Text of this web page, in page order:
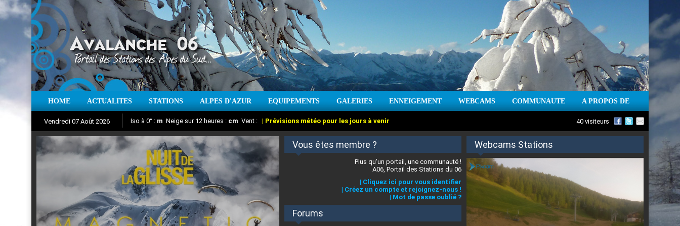
HOME ACTUALITES STATIONS ALPES D'AZUR EQUIPEMENTS GALERIES ENNEIGEMENT WEBCAMS COMMUNAUTE A PROPOS DE
Vendredi 07 Août 2026
Aujourd'hui : T° Min : T° Max :°C Prévisions météo pour les jours à venir
Iso à 0° : m Neige sur 12 heures : cm Vent : | Prévisions météo pour les jours à venir
Suivez en direct l'actualité des stations des Alpes-Maritimes
40 visiteurs
Nuit de la Glisse 2018 Vous êtes membre ?
Plus qu'un portail, une communauté !
A06, Portail des Stations du 06
| Cliquez ici pour vous identifier
| Créez un compte et rejoignez-nous !
| Mot de passe oublié ?
Forums
Webcams Stations